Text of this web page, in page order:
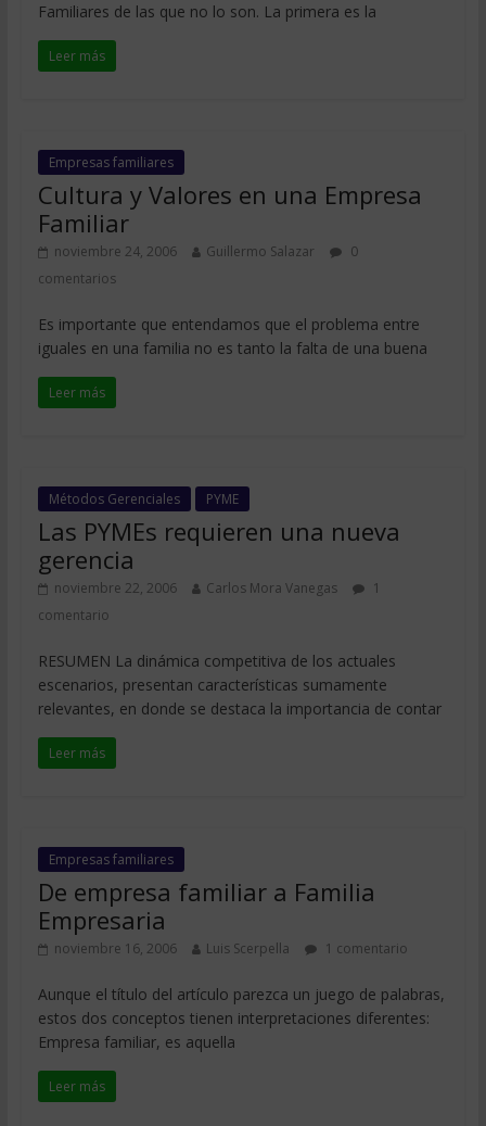
Familiares de las que no lo son. La primera es la
Leer más
Empresas familiares
Cultura y Valores en una Empresa
Familiar
noviembre 24, 2006 Guillermo Salazar
0
comentarios
Es importante que entendamos que el problema entre
iguales en una familia no es tanto la falta de una buena
Leer más
Métodos Gerenciales PYME
Las PYMEs requieren una nueva
gerencia
noviembre 22, 2006 Carlos Mora Vanegas
1
comentario
RESUMEN La dinámica competitiva de los actuales
escenarios, presentan características sumamente
relevantes, en donde se destaca la importancia de contar
Leer más
Empresas familiares
De empresa familiar a Familia
Empresaria
noviembre 16, 2006 Luis Scerpella 1 comentario
Aunque el título del artículo parezca un juego de palabras,
estos dos conceptos tienen interpretaciones diferentes:
Empresa familiar, es aquella
Leer más